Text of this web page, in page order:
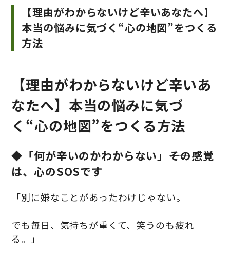
【理由がわからないけど辛いあなたへ】
本当の悩みに気づく“心の地図”をつくる
方法
【理由がわからないけど辛いあ
なたへ】本当の悩みに気づ
く“心の地図”をつくる方法
◆「何が辛いのかわからない」――その感覚
は、心のSOSです
「別に嫌なことがあったわけじゃない。
でも毎日、気持ちが重くて、笑うのも疲れ
る。」